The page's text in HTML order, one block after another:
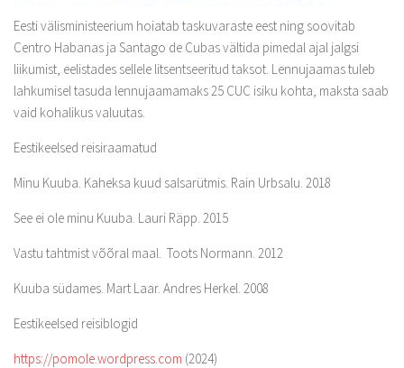
Eesti välisministeerium hoiatab taskuvaraste eest ning soovitab
Centro Habanas ja Santago de Cubas vältida pimedal ajal jalgsi
liikumist, eelistades sellele litsentseeritud taksot. Lennujaamas tuleb
lahkumisel tasuda lennujaamamaks 25 CUC isiku kohta, maksta saab
vaid kohalikus valuutas.
Eestikeelsed reisiraamatud
Minu Kuuba. Kaheksa kuud salsarütmis. Rain Urbsalu. 2018
See ei ole minu Kuuba. Lauri Räpp. 2015
Vastu tahtmist võõral maal. Toots Normann. 2012
Kuuba südames. Mart Laar. Andres Herkel. 2008
Eestikeelsed reisiblogid
https://pomole.wordpress.com (2024)